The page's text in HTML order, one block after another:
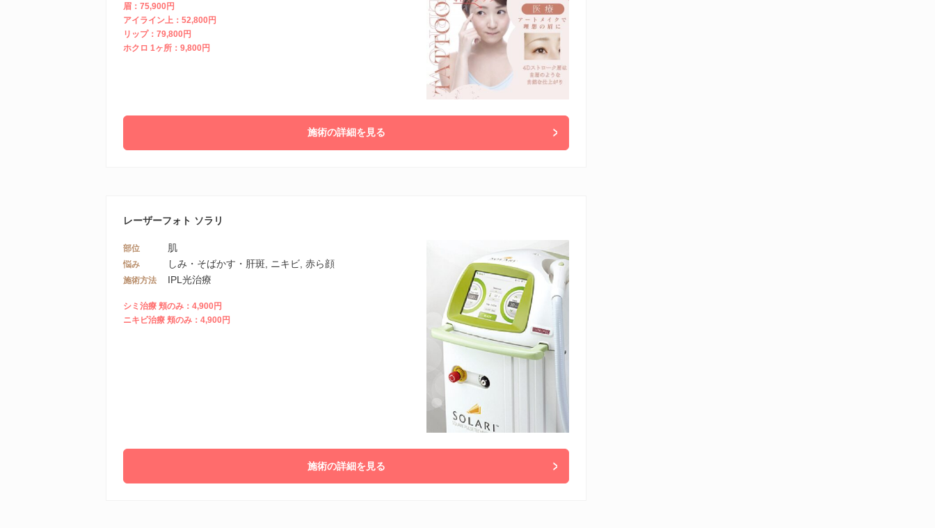
眉：75,900円
アイライン上：52,800円
リップ：79,800円
ホクロ 1ヶ所：9,800円
施術の詳細を見る
レーザーフォト ソラリ
部位 肌
悩み しみ・そばかす・肝斑, ニキビ, 赤ら顔
施術方法 IPL光治療
シミ治療 頬のみ：4,900円
ニキビ治療 頬のみ：4,900円
施術の詳細を見る